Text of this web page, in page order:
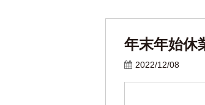
年末年始休
2022/12/08